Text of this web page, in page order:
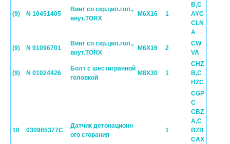
(9) N 10451405
Винт со скр.цил.гол.,
внут.TORX
M6X16 1
B,C
AYC
CLN
A
(9) N 91096701
Винт со скр.цил.гол.,
внут.TORX
M6X16 2
CW
VA
(9) N 01024426
Болт с шестигранной
головкой
M8X30 1
CHZ
B,C
HZC
10 030905377C
Датчик детонационн
ого сгорания
1
CGP
C
CBZ
A,C
BZB
CAX